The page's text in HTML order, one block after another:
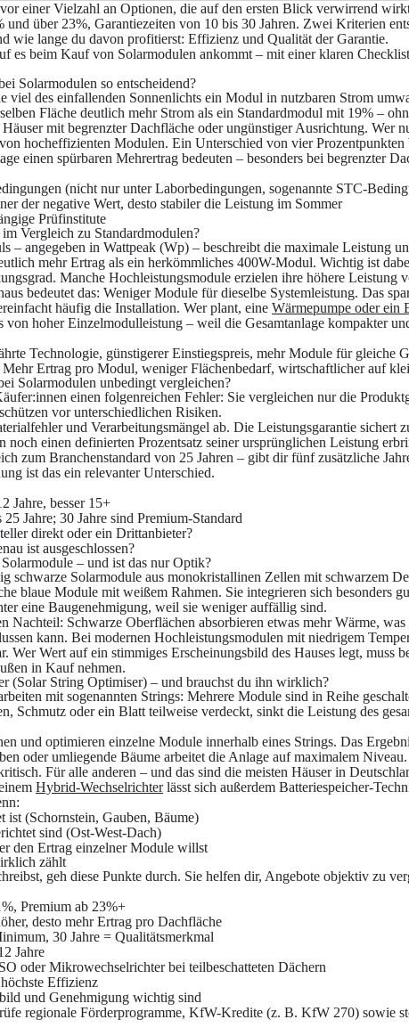
einer Vielzahl an Optionen, die auf den ersten Blick verwirrend
und über 23%, Garantiezeiten von 10 bis 30 Jahren. Zwei Kriterien
wie lange du davon profitierst: Effizienz und Qualität der Garantie.
es beim Kauf von Solarmodulen ankommt – mit einer klaren
Solarmodulen so entscheidend?
viel des einfallenden Sonnenlichts ein Modul in nutzbaren Strom
Fläche deutlich mehr Strom als ein Standardmodul mit 19% –
mit begrenzter Dachfläche oder ungünstiger Ausrichtung. Wer
hocheffizienten Modulen. Ein Unterschied von vier
einen spürbaren Mehrertrag bedeuten – besonders bei begrenzter
(nicht nur unter Laborbedingungen, sogenannte STC-
der negative Wert, desto stabiler die Leistung im Sommer
Prüfinstitute
Vergleich zu Standardmodulen?
– angegeben in Wattpeak (Wp) – beschreibt die maximale Leistung
mehr Ertrag als ein herkömmliches 400W-Modul. Wichtig ist
Manche Hochleistungsmodule erzielen ihre höhere Leistung
bedeutet das: Weniger Module für dieselbe Systemleistung. Das
häufig die Installation. Wer plant, eine Wärmepumpe oder ein
von hoher Einzelmodulleistung – weil die Gesamtanlage kompakter
Technologie, günstigerer Einstiegspreis, mehr Module für gleiche
Mehr Ertrag pro Modul, weniger Flächenbedarf, wirtschaftlicher auf
Solarmodulen unbedingt vergleichen?
einen folgenreichen Fehler: Sie vergleichen nur die
vor unterschiedlichen Risiken.
und Verarbeitungsmängel ab. Die Leistungsgarantie sichert
noch einen definierten Prozentsatz seiner ursprünglichen Leistung
zum Branchenstandard von 25 Jahren – gibt dir fünf zusätzliche
ist das ein relevanter Unterschied.
Jahre, besser 15+
Jahre; 30 Jahre sind Premium-Standard
direkt oder ein Drittanbieter?
ist ausgeschlossen?
– und ist das nur Optik?
Solarmodule aus monokristallinen Zellen mit schwarzem
blaue Module mit weißem Rahmen. Sie integrieren sich besonders
eine Baugenehmigung, weil sie weniger auffällig sind.
Nachteil: Schwarze Oberflächen absorbieren etwas mehr Wärme,
kann. Bei modernen Hochleistungsmodulen mit niedrigem
Wer Wert auf ein stimmiges Erscheinungsbild des Hauses legt, muss
in Kauf nehmen.
(Solar String Optimiser) – und brauchst du ihn wirklich?
mit sogenannten Strings: Mehrere Module sind in Reihe
Schmutz oder ein Blatt teilweise verdeckt, sinkt die Leistung des
und optimieren einzelne Module innerhalb eines Strings. Das
oder umliegende Bäume arbeitet die Anlage auf maximalem
Für alle anderen – und das sind die meisten Häuser in
Hybrid-Wechselrichterlässt sich außerdem Batteriespeicher-
ist (Schornstein, Gauben, Bäume)
sind (Ost-West-Dach)
den Ertrag einzelner Module willst
zählt
geh diese Punkte durch. Sie helfen dir, Angebote objektiv zu
Premium ab 23%+
desto mehr Ertrag pro Dachfläche
30 Jahre = Qualitätsmerkmal
Jahre
oder Mikrowechselrichter bei teilbeschatteten Dächern
Effizienz
und Genehmigung wichtig sind
regionale Förderprogramme, KfW-Kredite (z. B. KfW 270) sowie